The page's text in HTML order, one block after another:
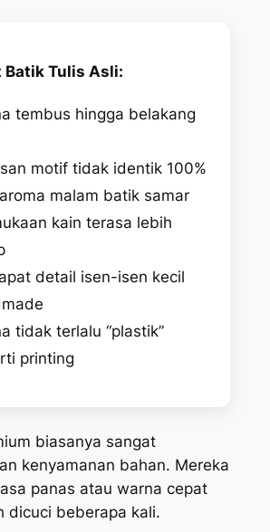
Tulis Asli:
tembus hingga belakang
motif tidak identik 100%
malam batik samar
kain terasa lebih
detail isen-isen kecil
tidak terlalu “plastik”
printing
biasanya sangat
kenyamanan bahan. Mereka
panas atau warna cepat
dicuci beberapa kali.